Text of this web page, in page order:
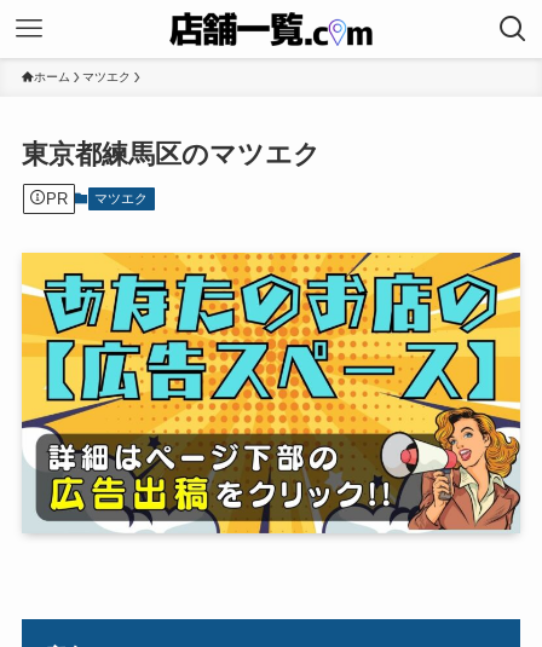
ホーム マツエク
東京都練馬区のマツエク
PR マツエク